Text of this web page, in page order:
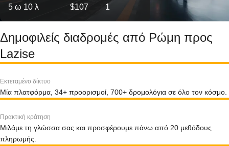
5 ω 10 λ $107 1
Δημοφιλείς διαδρομές από Ρώμη προς
Lazise
Εκτεταμένο δίκτυο
Μία πλατφόρμα, 34+ προορισμοί, 700+ δρομολόγια σε όλο τον κόσμο.
Πρακτική κράτηση
Μιλάμε τη γλώσσα σας και προσφέρουμε πάνω από 20 μεθόδους
πληρωμής.